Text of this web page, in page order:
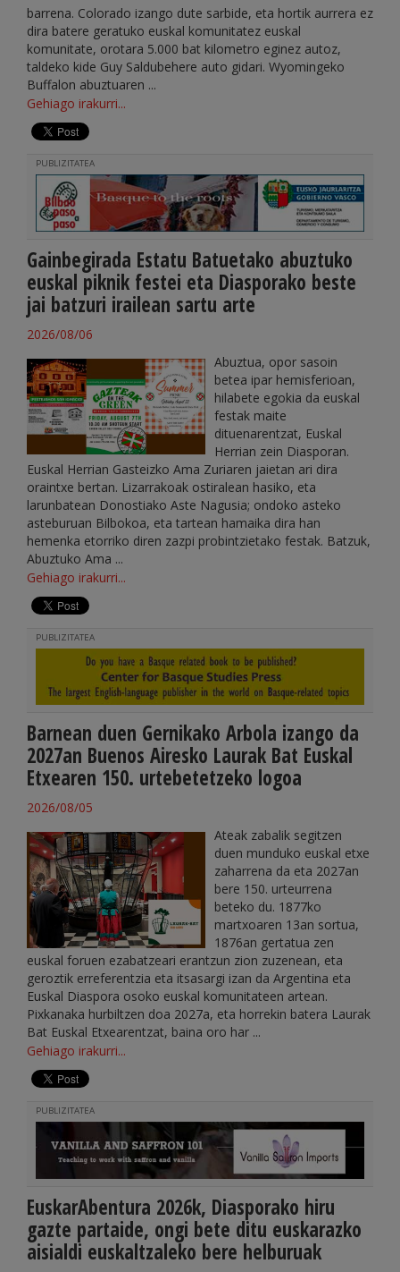
barrena. Colorado izango dute sarbide, eta hortik aurrera ez
dira batere geratuko euskal komunitatez euskal
komunitate, orotara 5.000 bat kilometro eginez autoz,
taldeko kide Guy Saldubehere auto gidari. Wyomingeko
Buffalon abuztuaren ...
Gehiago irakurri...
PUBLIZITATEA
Gainbegirada Estatu Batuetako abuztuko
euskal piknik festei eta Diasporako beste
jai batzuri irailean sartu arte
2026/08/06
Abuztua, opor sasoin
betea ipar hemisferioan,
hilabete egokia da euskal
festak maite
dituenarentzat, Euskal
Herrian zein Diasporan.
Euskal Herrian Gasteizko Ama Zuriaren jaietan ari dira
oraintxe bertan. Lizarrakoak ostiralean hasiko, eta
larunbatean Donostiako Aste Nagusia; ondoko asteko
asteburuan Bilbokoa, eta tartean hamaika dira han
hemenka etorriko diren zazpi probintzietako festak. Batzuk,
Abuztuko Ama ...
Gehiago irakurri...
PUBLIZITATEA
Barnean duen Gernikako Arbola izango da
2027an Buenos Airesko Laurak Bat Euskal
Etxearen 150. urtebetetzeko logoa
2026/08/05
Ateak zabalik segitzen
duen munduko euskal etxe
zaharrena da eta 2027an
bere 150. urteurrena
beteko du. 1877ko
martxoaren 13an sortua,
1876an gertatua zen
euskal foruen ezabatzeari erantzun zion zuzenean, eta
geroztik erreferentzia eta itsasargi izan da Argentina eta
Euskal Diaspora osoko euskal komunitateen artean.
Pixkanaka hurbiltzen doa 2027a, eta horrekin batera Laurak
Bat Euskal Etxearentzat, baina oro har ...
Gehiago irakurri...
PUBLIZITATEA
EuskarAbentura 2026k, Diasporako hiru
gazte partaide, ongi bete ditu euskarazko
aisialdi euskaltzaleko bere helburuak